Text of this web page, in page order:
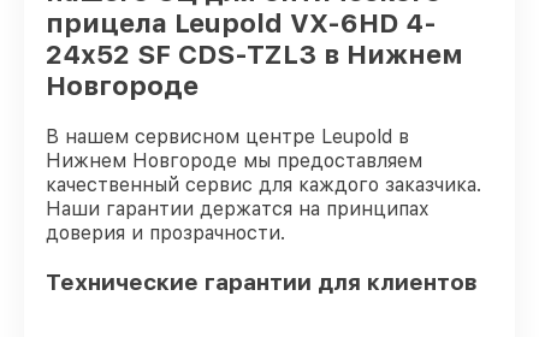
прицела Leupold VX-6HD 4-
24x52 SF CDS-TZL3 в Нижнем
Новгороде
В нашем сервисном центре Leupold в
Нижнем Новгороде мы предоставляем
качественный сервис для каждого заказчика.
Наши гарантии держатся на принципах
доверия и прозрачности.
Технические гарантии для клиентов